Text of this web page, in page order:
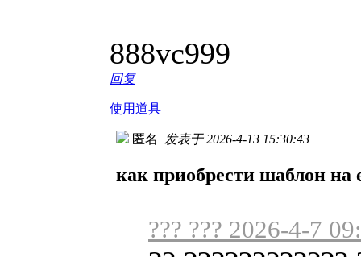
888vc999
回复
使用道具
匿名 发表于 2026-4-13 15:30:43
как приобрести шаблон на
??? ??? 2026-4-7